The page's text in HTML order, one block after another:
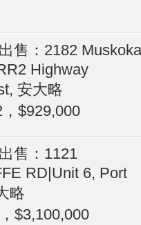
售：2182 Muskoka
Highway
安大略
$929,000
售：1121
RD|Unit 6, Port
略
$3,100,000